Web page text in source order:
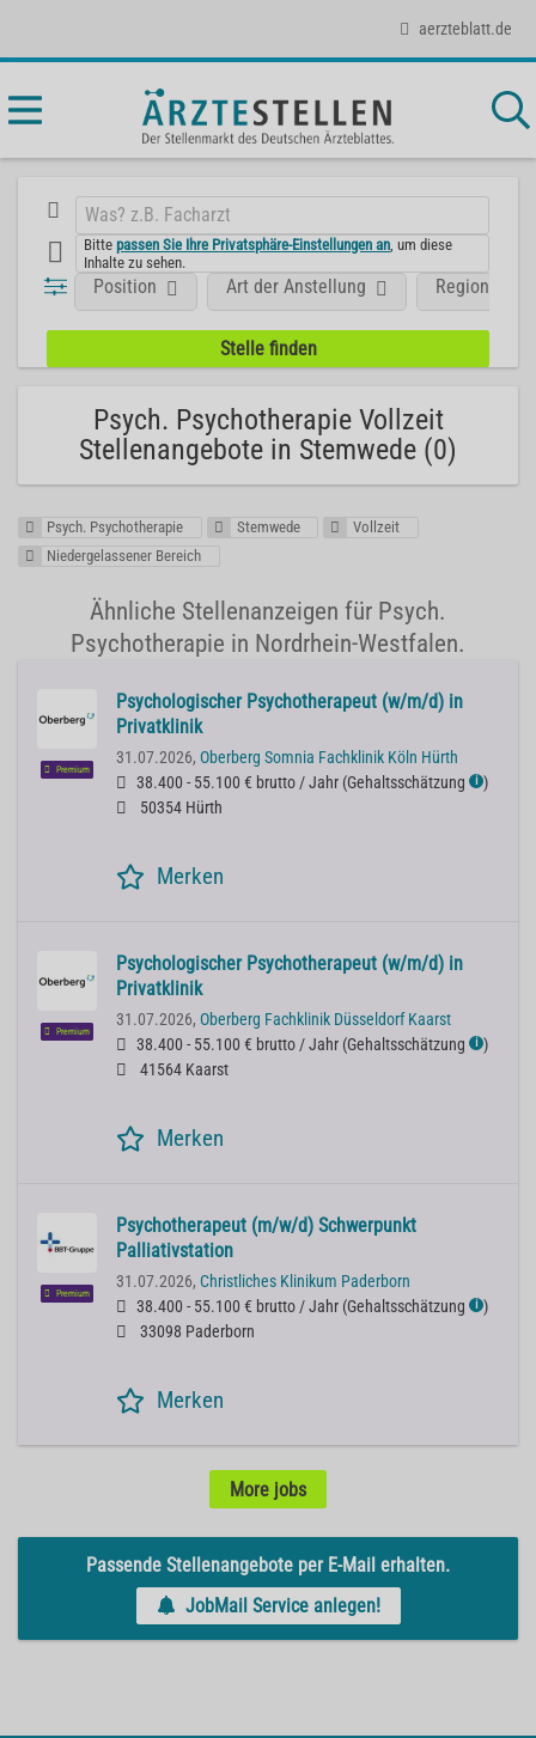
aerzteblatt.de
Bittepassen Sie Ihre Privatsphäre-Einstellungen an , um diese
Inhalte zu sehen.
Position Art der Anstellung Region
Psych. Psychotherapie Vollzeit
Stellenangebote in Stemwede (0)
Psych. Psychotherapie Stemwede
Vollzeit
Niedergelassener Bereich
Ähnliche Stellenanzeigen für Psych.
Psychotherapie in Nordrhein-Westfalen.
Premium
Psychologischer Psychotherapeut (w/m/d) in
Privatklinik
31.07.2026, Oberberg Somnia Fachklinik Köln Hürth
38.400 - 55.100 € brutto / Jahr (Gehaltsschätzung ℹ )
50354 Hürth
Merken
Premium
Psychologischer Psychotherapeut (w/m/d) in
Privatklinik
31.07.2026, Oberberg Fachklinik Düsseldorf Kaarst
38.400 - 55.100 € brutto / Jahr (Gehaltsschätzung ℹ )
41564 Kaarst
Merken
Premium
Psychotherapeut (m/w/d) Schwerpunkt
Palliativstation
31.07.2026, Christliches Klinikum Paderborn
38.400 - 55.100 € brutto / Jahr (Gehaltsschätzung ℹ )
33098 Paderborn
Merken
More jobs
Passende Stellenangebote per E-Mail erhalten.
JobMail Service anlegen!